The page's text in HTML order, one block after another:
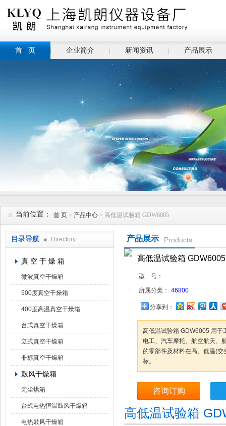
首 页 企业简介 新闻资讯 产品展示
当前位置： 首 页 > 产品中心 > 高低温试验箱 GDW6005
目录导航 Directory
真 空 干 燥 箱
微波真空干燥箱
500度真空干燥箱
400度高温真空干燥箱
台式真空干燥箱
立式真空干燥箱
非标真空干燥箱
鼓风干燥箱
无尘烘箱
台式电热恒温鼓风干燥箱
电热鼓风干燥箱
产品展示 Products
高低温试验箱 GDW6005
型 号：
所属分类：
46800
分享到：
高低温试验箱 GDW6005 用于
电工、汽车摩托、航空航天、
的零部件及材料在高、低温(
标。
咨询订购
高低温试验箱